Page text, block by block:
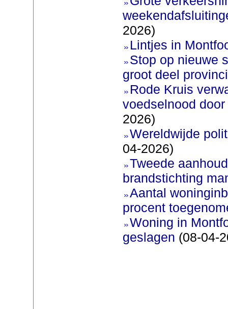
2026)
Lintjes in
Stop op nieuwe
groot deel
Rode Kruis
voedselnood
2026)
Wereldwijde
04-2026)
Tweede
brandstichting
Aantal
procent
Woning in
geslagen (08-04-